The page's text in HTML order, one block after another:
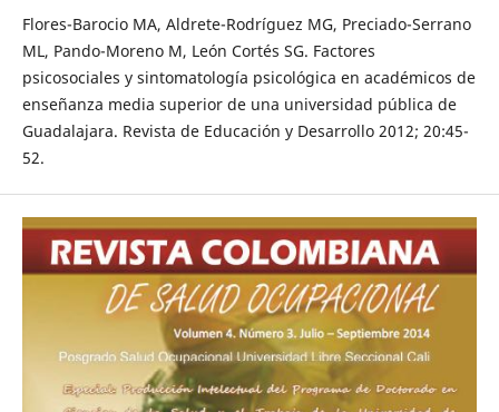
Flores-Barocio MA, Aldrete-Rodríguez MG, Preciado-Serrano
ML, Pando-Moreno M, León Cortés SG. Factores
psicosociales y sintomatología psicológica en académicos de
enseñanza media superior de una universidad pública de
Guadalajara. Revista de Educación y Desarrollo 2012; 20:45-
52.